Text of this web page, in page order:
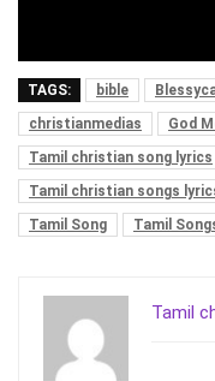
TAGS: bible
christianmedias
God
Tamil christian song lyrics
Tamil christian songs
Tamil Song
Tamil
Tamil